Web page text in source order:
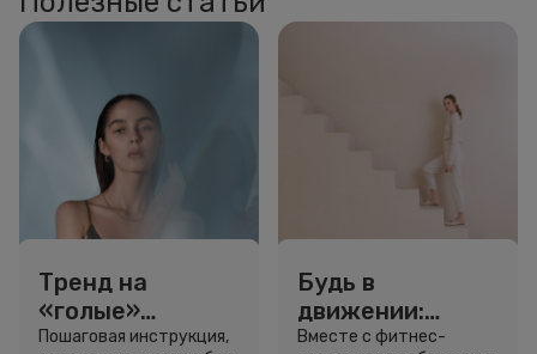
Тренд на
«голые»
ресницы: как
Пошаговая инструкция,
Будь в
движении:
сколько нужно
Вместе с фитнес-